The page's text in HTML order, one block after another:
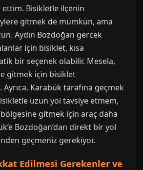
Bisikletle ilçenin
gitmek de mümkün, ama
Aydın Bozdoğan gercek
için bisiklet, kısa
bir seçenek olabilir. Mesela,
gitmek için bisiklet
Karabük tarafına geçmek
uzun yol tavsiye etmem,
bölgesine gitmek için araç daha
Bozdoğan’dan direkt bir yol
geçmeniz gerekiyor.
Edilmesi Gerekenler ve